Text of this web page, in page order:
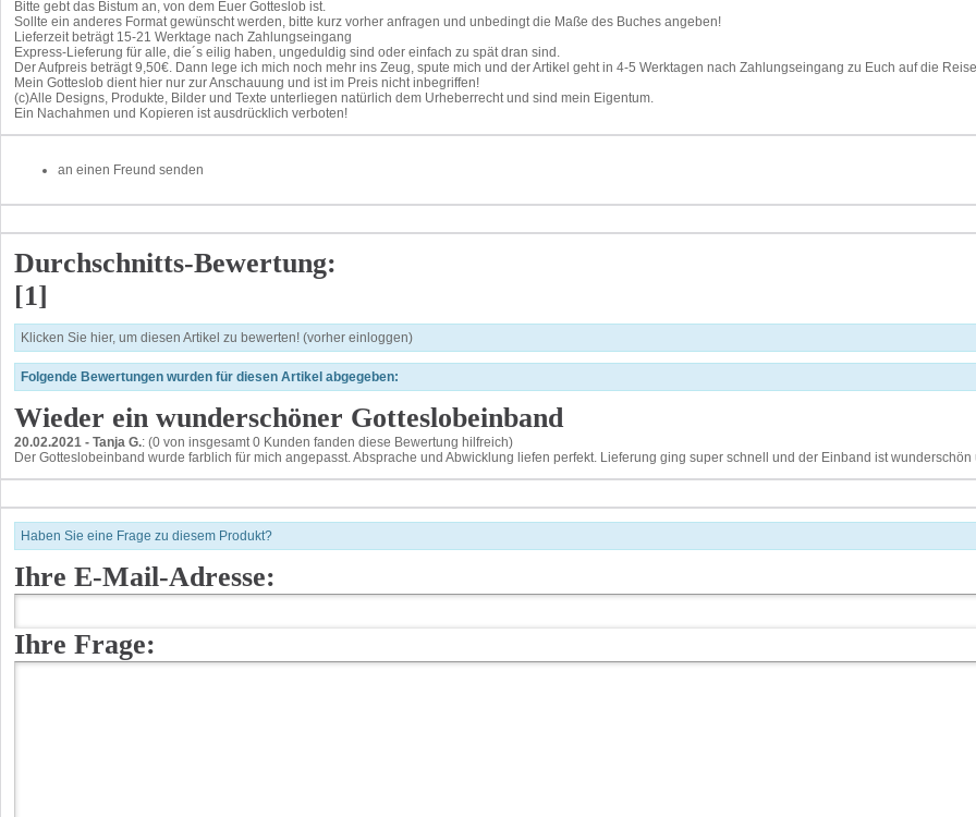
Bitte gebt das Bistum an, von dem Euer Gotteslob ist.
Sollte ein anderes Format gewünscht werden, bitte kurz vorher anfragen und unbedingt die Maße des Buches angeben!
Lieferzeit beträgt 15-21 Werktage nach Zahlungseingang
Express-Lieferung für alle, die´s eilig haben, ungeduldig sind oder einfach zu spät dran sind.
Der Aufpreis beträgt 9,50€. Dann lege ich mich noch mehr ins Zeug, spute mich und der Artikel geht in 4-5 Werktagen nach Zahlungseingang zu Euch auf die
Mein Gotteslob dient hier nur zur Anschauung und ist im Preis nicht inbegriffen!
(c)Alle Designs, Produkte, Bilder und Texte unterliegen natürlich dem Urheberrecht und sind mein Eigentum.
Ein Nachahmen und Kopieren ist ausdrücklich verboten!
an einen Freund senden
Durchschnitts-Bewertung:
[1]
Klicken Sie hier, um diesen Artikel zu bewerten! (vorher einloggen)
Folgende Bewertungen wurden für diesen Artikel abgegeben:
Wieder ein wunderschöner Gotteslobeinband
20.02.2021 - Tanja G.: (0 von insgesamt 0 Kunden fanden diese Bewertung hilfreich)
Der Gotteslobeinband wurde farblich für mich angepasst. Absprache und Abwicklung liefen perfekt. Lieferung ging super schnell und der Einband ist
Haben Sie eine Frage zu diesem Produkt?
Ihre E-Mail-Adresse:
Ihre Frage: